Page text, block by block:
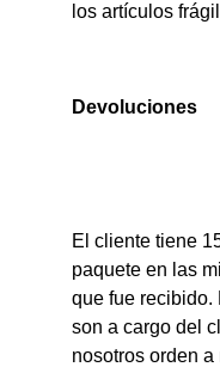
los artículos
Devoluciones
El cliente tiene
paquete en las
que fue recibido.
son a cargo del
nosotros orden